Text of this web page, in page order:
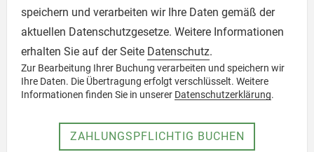
speichern und verarbeiten wir Ihre Daten gemäß der
aktuellen Datenschutzgesetze. Weitere Informationen
erhalten Sie auf der Seite Datenschutz.
Zur Bearbeitung Ihrer Buchung verarbeiten und speichern wir
Ihre Daten. Die Übertragung erfolgt verschlüsselt. Weitere
Informationen finden Sie in unserer Datenschutzerklärung.
Absenden